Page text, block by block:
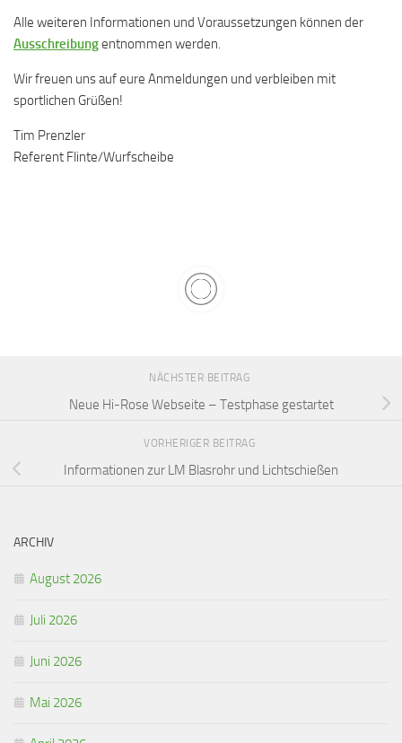
Alle weiteren Informationen und Voraussetzungen können der
Ausschreibungentnommen werden.
Wir freuen uns auf eure Anmeldungen und verbleiben mit
sportlichen Grüßen!
Tim Prenzler
Referent Flinte/Wurfscheibe
NÄCHSTER BEITRAG
Neue Hi-Rose Webseite – Testphase gestartet
VORHERIGER BEITRAG
Informationen zur LM Blasrohr und Lichtschießen
ARCHIV
August 2026
Juli 2026
Juni 2026
Mai 2026